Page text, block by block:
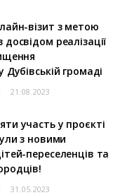
візит з метою
реалізації
Дубівській громаді
21.08.2023
участь у проєкті
з новими
переселенців та
31.05.2023